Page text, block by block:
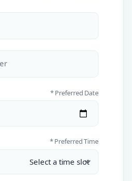
*
Preferred Date *
Preferred Time *